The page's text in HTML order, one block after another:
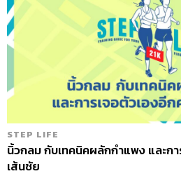
อุปสรรคของคนน้ำหนักเยอะ
การที่เราน้ำหนักตัวเยอะ การขยับเ
ค่อยๆ ไป ผมก็พยายามจ๊อกกิ้งไปเ
ลงไม่เยอะเพราะไม่ได้ควบคุมอาห
เหนื่อยมากแบบสุดใจ เลยบอกตัวเอ
แล้ว ยังจะกลับไปกินข้าวขาหมู ข้
ก็เท่าเดิม เลยตัดสินใจควบคุมอาหา
เห็นชัดคือน้ำหนักจะลงเร็วมาก ค่า
STEP LIFE
นิ้วกลม กับเทคนิคผลักกำแพง และก
เส้นชัย